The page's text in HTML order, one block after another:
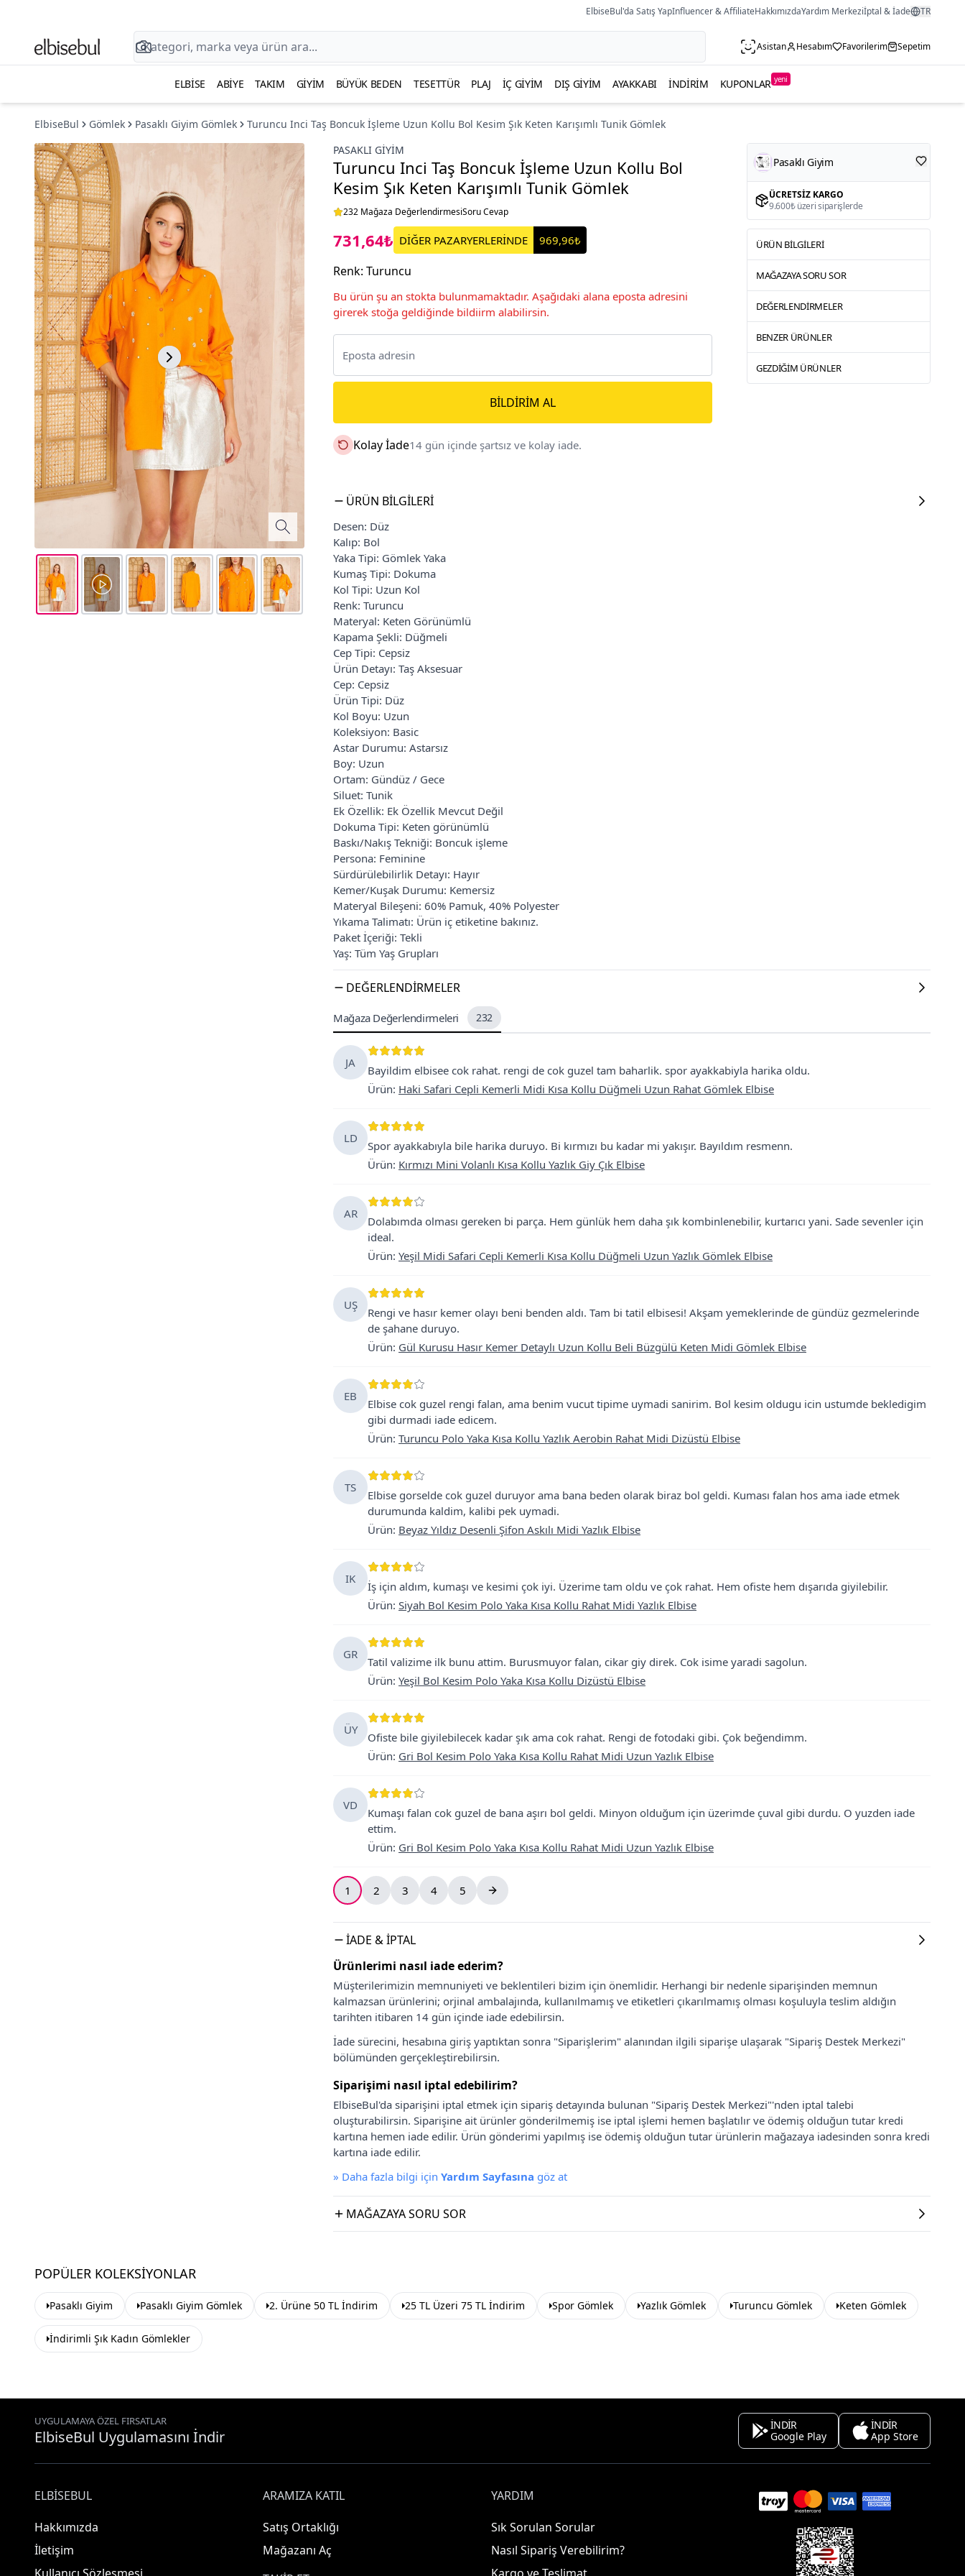
ElbiseBul'da Satış YapInfluencer & AffiliateHakkımızdaYardım Merkeziİptal & İade TR
Asistan Hesabım Favorilerim Sepetim
ELBISE ABIYE TAKIM GIYIM BÜYÜK BEDEN TESETTÜR PLAJ İÇ GIYIM DIŞ GIYIM AYAKKABI İNDIRIM KUPONLAR yeni
ElbiseBul Gömlek Pasaklı Giyim Gömlek
Turuncu Inci Taş Boncuk İşleme Uzun Kollu Bol Kesim Şık Keten Karışımlı Tunik Gömlek
PASAKLI GIYIM
Turuncu Inci Taş Boncuk İşleme Uzun Kollu Bol
Kesim Şık Keten Karışımlı Tunik Gömlek
232 Mağaza DeğerlendirmesiSoru Cevap
731,64₺ DİĞER PAZARYERLERİNDE 969,96₺
Renk: Turuncu
Bu ürün şu an stokta bulunmamaktadır. Aşağıdaki alana eposta adresini
girerek stoğa geldiğinde bildiirm alabilirsin.
BILDIRIM AL
Kolay İade14 gün içinde şartsız ve kolay iade.
Pasaklı Giyim
ÜCRETSIZ KARGO
9.600₺ üzeri siparişlerde
ÜRÜN BILGILERI
MAĞAZAYA SORU SOR
DEĞERLENDIRMELER
BENZER ÜRÜNLER
GEZDIĞIM ÜRÜNLER
ÜRÜN BILGILERI
Desen: Düz
Kalıp: Bol
Yaka Tipi: Gömlek Yaka
Kumaş Tipi: Dokuma
Kol Tipi: Uzun Kol
Renk: Turuncu
Materyal: Keten Görünümlü
Kapama Şekli: Düğmeli
Cep Tipi: Cepsiz
Ürün Detayı: Taş Aksesuar
Cep: Cepsiz
Ürün Tipi: Düz
Kol Boyu: Uzun
Koleksiyon: Basic
Astar Durumu: Astarsız
Boy: Uzun
Ortam: Gündüz / Gece
Siluet: Tunik
Ek Özellik: Ek Özellik Mevcut Değil
Dokuma Tipi: Keten görünümlü
Baskı/Nakış Tekniği: Boncuk işleme
Persona: Feminine
Sürdürülebilirlik Detayı: Hayır
Kemer/Kuşak Durumu: Kemersiz
Materyal Bileşeni: 60% Pamuk, 40% Polyester
Yıkama Talimatı: Ürün iç etiketine bakınız.
Paket İçeriği: Tekli
Yaş: Tüm Yaş Grupları
DEĞERLENDIRMELER
Mağaza Değerlendirmeleri 232
JA
Bayildim elbisee cok rahat. rengi de cok guzel tam baharlik. spor ayakkabiyla harika oldu.
Ürün: Haki Safari Cepli Kemerli Midi Kısa Kollu Düğmeli Uzun Rahat Gömlek Elbise
LD
Spor ayakkabıyla bile harika duruyo. Bi kırmızı bu kadar mi yakışır. Bayıldım resmenn.
Ürün: Kırmızı Mini Volanlı Kısa Kollu Yazlık Giy Çık Elbise
AR
Dolabımda olması gereken bi parça. Hem günlük hem daha şık kombinlenebilir, kurtarıcı yani. Sade sevenler için
ideal.
Ürün: Yeşil Midi Safari Cepli Kemerli Kısa Kollu Düğmeli Uzun Yazlık Gömlek Elbise
UŞ
Rengi ve hasır kemer olayı beni benden aldı. Tam bi tatil elbisesi! Akşam yemeklerinde de gündüz gezmelerinde
de şahane duruyo.
Ürün: Gül Kurusu Hasır Kemer Detaylı Uzun Kollu Beli Büzgülü Keten Midi Gömlek Elbise
EB
Elbise cok guzel rengi falan, ama benim vucut tipime uymadi sanirim. Bol kesim oldugu icin ustumde bekledigim
gibi durmadi iade edicem.
Ürün: Turuncu Polo Yaka Kısa Kollu Yazlık Aerobin Rahat Midi Dizüstü Elbise
TS
Elbise gorselde cok guzel duruyor ama bana beden olarak biraz bol geldi. Kuması falan hos ama iade etmek
durumunda kaldim, kalibi pek uymadi.
Ürün: Beyaz Yıldız Desenli Şifon Askılı Midi Yazlık Elbise
IK
İş için aldım, kumaşı ve kesimi çok iyi. Üzerime tam oldu ve çok rahat. Hem ofiste hem dışarıda giyilebilir.
Ürün: Siyah Bol Kesim Polo Yaka Kısa Kollu Rahat Midi Yazlık Elbise
GR
Tatil valizime ilk bunu attim. Burusmuyor falan, cikar giy direk. Cok isime yaradi sagolun.
Ürün: Yeşil Bol Kesim Polo Yaka Kısa Kollu Dizüstü Elbise
ÜY
Ofiste bile giyilebilecek kadar şık ama cok rahat. Rengi de fotodaki gibi. Çok beğendimm.
Ürün: Gri Bol Kesim Polo Yaka Kısa Kollu Rahat Midi Uzun Yazlık Elbise
VD
Kumaşı falan cok guzel de bana aşırı bol geldi. Minyon olduğum için üzerimde çuval gibi durdu. O yuzden iade
ettim.
Ürün: Gri Bol Kesim Polo Yaka Kısa Kollu Rahat Midi Uzun Yazlık Elbise
1 2 3 4 5
İADE & İPTAL
Ürünlerimi nasıl iade ederim?
Müşterilerimizin memnuniyeti ve beklentileri bizim için önemlidir. Herhangi bir nedenle siparişinden memnun
kalmazsan ürünlerini; orjinal ambalajında, kullanılmamış ve etiketleri çıkarılmamış olması koşuluyla teslim aldığın
tarihten itibaren 14 gün içinde iade edebilirsin.
İade sürecini, hesabına giriş yaptıktan sonra "Siparişlerim" alanından ilgili siparişe ulaşarak "Sipariş Destek Merkezi"
bölümünden gerçekleştirebilirsin.
Siparişimi nasıl iptal edebilirim?
ElbiseBul'da siparişini iptal etmek için sipariş detayında bulunan "Sipariş Destek Merkezi"'nden iptal talebi
oluşturabilirsin. Siparişine ait ürünler gönderilmemiş ise iptal işlemi hemen başlatılır ve ödemiş olduğun tutar kredi
kartına hemen iade edilir. Ürün gönderimi yapılmış ise ödemiş olduğun tutar ürünlerin mağazaya iadesinden sonra kredi
kartına iade edilir.
» Daha fazla bilgi için Yardım Sayfasına göz at
MAĞAZAYA SORU SOR
POPÜLER KOLEKSIYONLAR
Pasaklı Giyim Pasaklı Giyim Gömlek 2. Ürüne 50 TL İndirim 25 TL Üzeri 75 TL İndirim Spor Gömlek Yazlık Gömlek Turuncu Gömlek Keten Gömlek
İndirimli Şık Kadın Gömlekler
UYGULAMAYA ÖZEL FIRSATLAR
ElbiseBul Uygulamasını İndir
İNDİR
Google Play
İNDİR
App Store
ELBISEBUL
Hakkımızda
İletişim
ARAMIZA KATIL
Satış Ortaklığı
Mağazanı Aç
YARDIM
Sık Sorulan Sorular
Nasıl Sipariş Verebilirim?